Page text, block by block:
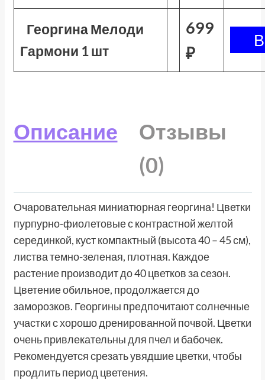
Георгина Мелоди
Гармони 1 шт
699
₽
Описание
Отзывы
(0)
Очаровательная миниатюрная георгина! Цветки
пурпурно-фиолетовые с контрастной желтой
серединкой, куст компактный (высота 40 – 45 см),
листва темно-зеленая, плотная. Каждое
растение производит до 40 цветков за сезон.
Цветение обильное, продолжается до
заморозков. Георгины предпочитают солнечные
участки с хорошо дренированной почвой. Цветки
очень привлекательны для пчел и бабочек.
Рекомендуется срезать увядшие цветки, чтобы
продлить период цветения.